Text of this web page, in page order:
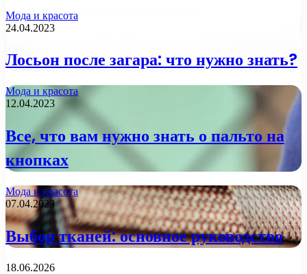
Мода и красота
24.04.2023
Лосьон после загара: что нужно знать?
Мода и красота
12.04.2023
Все, что вам нужно знать о пальто на
кнопках
Мода и красота
07.04.2023
Выбор тканей: основное руководство
18.06.2026